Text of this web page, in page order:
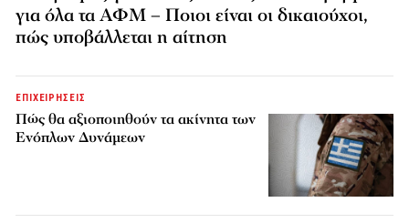
για όλα τα ΑΦΜ – Ποιοι είναι οι δικαιούχοι,
πώς υποβάλλεται η αίτηση
ΕΠΙΧΕΙΡΗΣΕΙΣ
Πώς θα αξιοποιηθούν τα ακίνητα των
Ενόπλων Δυνάμεων